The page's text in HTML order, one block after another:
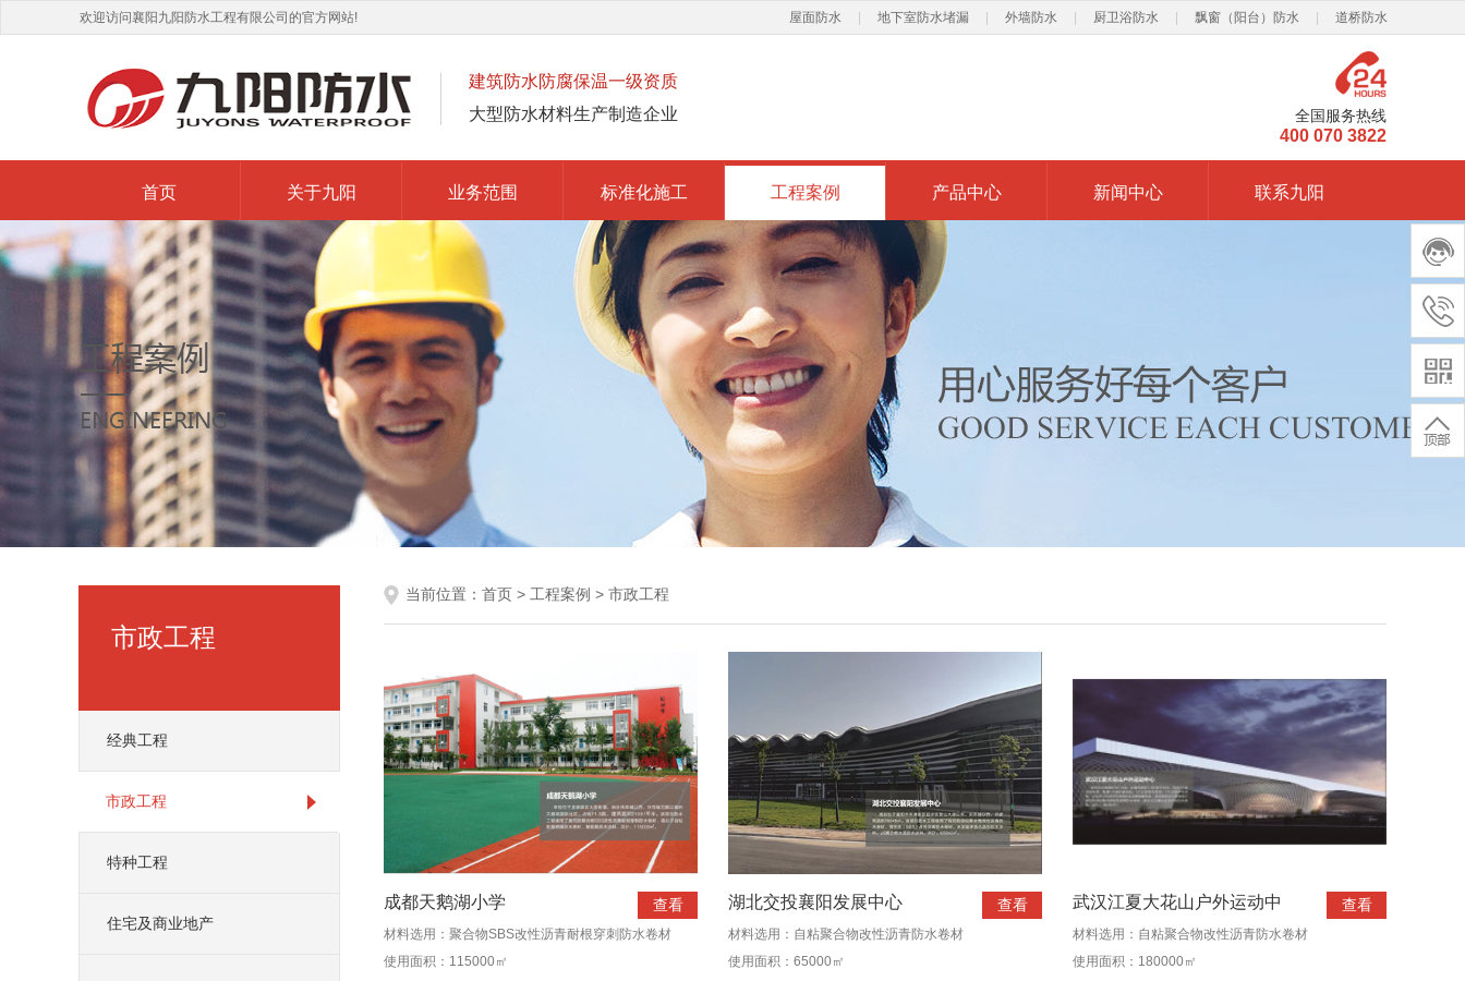
欢迎访问襄阳九阳防水工程有限公司的官方网站! 屋面防水 地下室防水堵漏 外墙防水 厨卫浴防水 飘窗（阳台）防水 道桥防水
建筑防水防腐保温一级资质
大型防水材料生产制造企业
全国服务热线
400 070 3822
首页 关于九阳 业务范围 标准化施工 工程案例 产品中心 新闻中心 联系九阳
市政工程
经典工程
市政工程
特种工程
住宅及商业地产
当前位置： 首页 > 工程案例 > 市政工程
成都天鹅湖小学 查看
材料选用：聚合物SBS改性沥青耐根穿刺防水卷材
使用面积：115000㎡
湖北交投襄阳发展中心 查看
材料选用：自粘聚合物改性沥青防水卷材
使用面积：65000㎡
武汉江夏大花山户外运动中 查看
材料选用：自粘聚合物改性沥青防水卷材
使用面积：180000㎡